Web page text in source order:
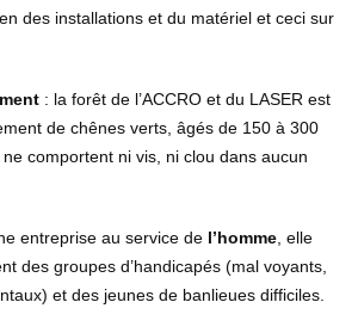
des installations et du matériel et ceci sur
: la forêt de l’ACCRO et du LASER est
de chênes verts, âgés de 150 à 300
comportent ni vis, ni clou dans aucun
entreprise au service de l’homme , elle
des groupes d’handicapés (mal voyants,
et des jeunes de banlieues difficiles.